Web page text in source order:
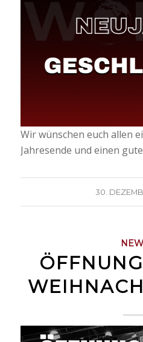
Wir wünschen euch allen
Jahresende und einen
30.